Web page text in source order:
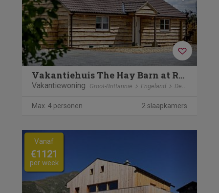
Vakantiehuis The Hay Barn at Rusty Lane Farm
Vakantiewoning Groot-Brittannië Engeland Devizes
Max. 4 personen 2 slaapkamers
Previous
Vanaf
€1121
per week